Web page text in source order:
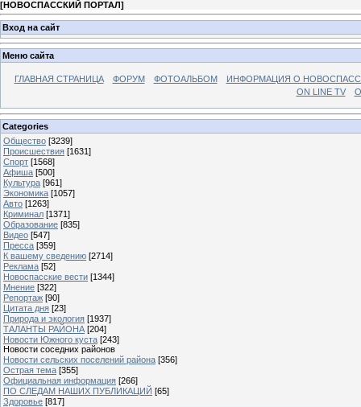
[НОВОСПАССКИЙ ПОРТАЛ]
Вход на сайт
Меню сайта
ГЛАВНАЯ СТРАНИЦА ФОРУМ ФОТОАЛЬБОМ
ИНФОРМАЦИЯ О
ON LINE TV
Categories
Общество [3239]
Происшествия [1631]
Спорт [1568]
Афиша [500]
Культура [961]
Экономика [1057]
Авто [1263]
Криминал [1371]
Образование [835]
Видео [547]
Пресса [359]
К вашему сведению [2714]
Реклама [52]
Новоспасские вести [1344]
Мнение [322]
Репортаж [90]
Цитата дня [23]
Природа и экология [1937]
ТАЛАНТЫ РАЙОНА [204]
Новости Южного куста [243]
Новости соседних районов
Новости сельских поселений района [356]
Острая тема [355]
Официальная информация [266]
ПО СЛЕДАМ НАШИХ ПУБЛИКАЦИЙ [65]
Здоровье [817]